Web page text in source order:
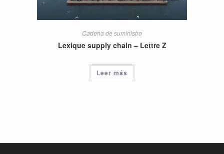
Cadena de suministro
Lexique supply chain – Lettre Z
Leer más